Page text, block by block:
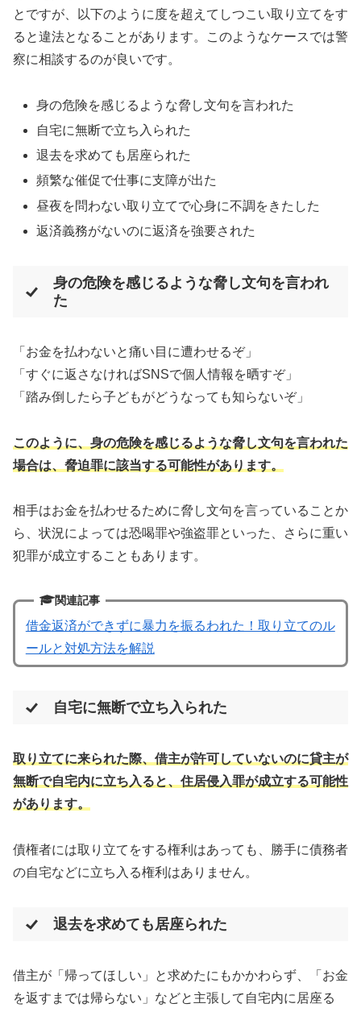
とですが、以下のように度を超えてしつこい取り立てをす
ると違法となることがあります。このようなケースでは警
察に相談するのが良いです。
身の危険を感じるような脅し文句を言われた
自宅に無断で立ち入られた
退去を求めても居座られた
頻繁な催促で仕事に支障が出た
昼夜を問わない取り立てで心身に不調をきたした
返済義務がないのに返済を強要された
身の危険を感じるような脅し文句を言われ
た
「お金を払わないと痛い目に遭わせるぞ」
「すぐに返さなければSNSで個人情報を晒すぞ」
「踏み倒したら子どもがどうなっても知らないぞ」
このように、身の危険を感じるような脅し文句を言われた
場合は、脅迫罪に該当する可能性があります。
相手はお金を払わせるために脅し文句を言っていることか
ら、状況によっては恐喝罪や強盗罪といった、さらに重い
犯罪が成立することもあります。
関連記事
借金返済ができずに暴力を振るわれた！取り立てのル
ールと対処方法を解説
自宅に無断で立ち入られた
取り立てに来られた際、借主が許可していないのに貸主が
無断で自宅内に立ち入ると、住居侵入罪が成立する可能性
があります。
債権者には取り立てをする権利はあっても、勝手に債務者
の自宅などに立ち入る権利はありません。
退去を求めても居座られた
借主が「帰ってほしい」と求めたにもかかわらず、「お金
を返すまでは帰らない」などと主張して自宅内に居座る